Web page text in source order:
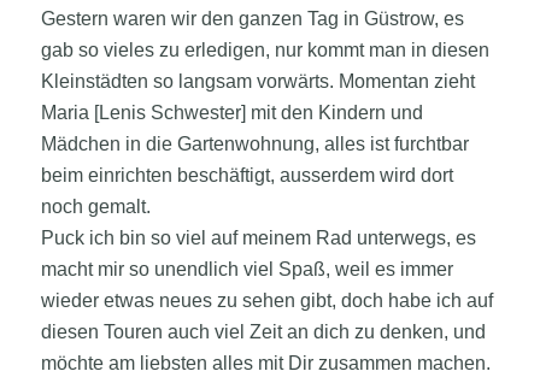
Gestern waren wir den ganzen Tag in Güstrow, es
gab so vieles zu erledigen, nur kommt man in diesen
Kleinstädten so langsam vorwärts. Momentan zieht
Maria [Lenis Schwester] mit den Kindern und
Mädchen in die Gartenwohnung, alles ist furchtbar
beim einrichten beschäftigt, ausserdem wird dort
noch gemalt.
Puck ich bin so viel auf meinem Rad unterwegs, es
macht mir so unendlich viel Spaß, weil es immer
wieder etwas neues zu sehen gibt, doch habe ich auf
diesen Touren auch viel Zeit an dich zu denken, und
möchte am liebsten alles mit Dir zusammen machen.